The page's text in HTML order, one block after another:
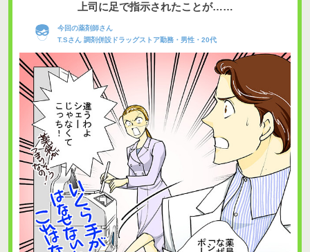
上司に足で指示されたことが……
今回の薬剤師さん
T.Sさん 調剤併設ドラッグストア勤務・男性・20代